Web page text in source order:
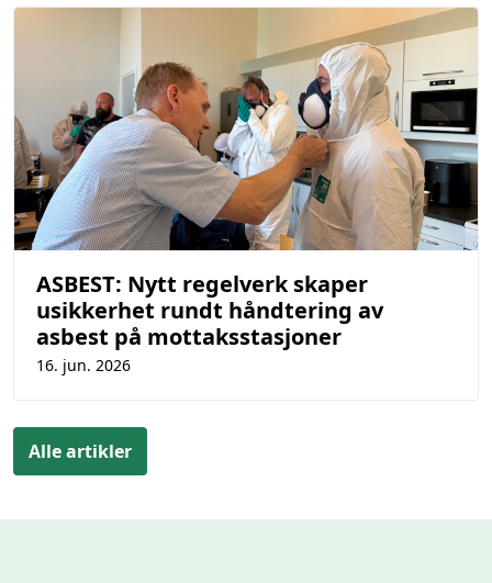
ASBEST: Nytt regelverk skaper
usikkerhet rundt håndtering av
asbest på mottaksstasjoner
16. jun. 2026
Alle artikler